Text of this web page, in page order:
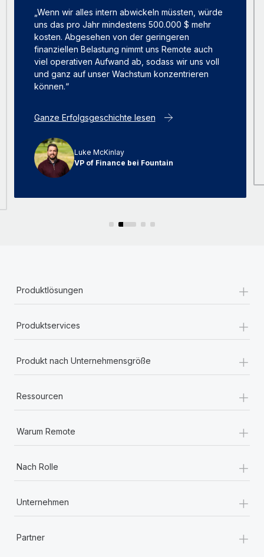
„Wenn wir alles intern abwickeln müssten, würde
uns das pro Jahr mindestens 500.000 $ mehr
kosten. Abgesehen von der geringeren
finanziellen Belastung nimmt uns Remote auch
viel operativen Aufwand ab, sodass wir uns voll
und ganz auf unser Wachstum konzentrieren
können.“
Ganze Erfolgsgeschichte lesen
Luke McKinlay
VP of Finance bei Fountain
Produktlösungen +
Produktservices +
Produkt nach Unternehmensgröße +
Ressourcen +
Warum Remote +
Nach Rolle +
Unternehmen +
Partner +